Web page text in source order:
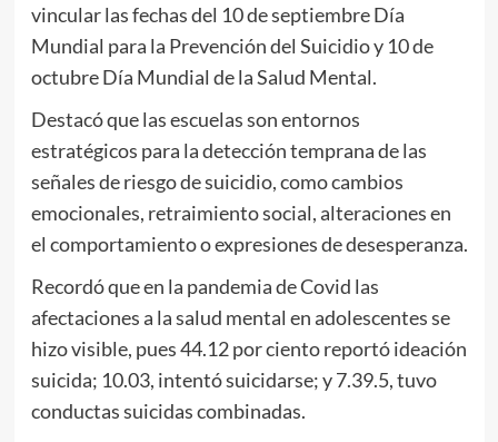
vincular las fechas del 10 de septiembre Día
Mundial para la Prevención del Suicidio y 10 de
octubre Día Mundial de la Salud Mental.
Destacó que las escuelas son entornos
estratégicos para la detección temprana de las
señales de riesgo de suicidio, como cambios
emocionales, retraimiento social, alteraciones en
el comportamiento o expresiones de desesperanza.
Recordó que en la pandemia de Covid las
afectaciones a la salud mental en adolescentes se
hizo visible, pues 44.12 por ciento reportó ideación
suicida; 10.03, intentó suicidarse; y 7.39.5, tuvo
conductas suicidas combinadas.